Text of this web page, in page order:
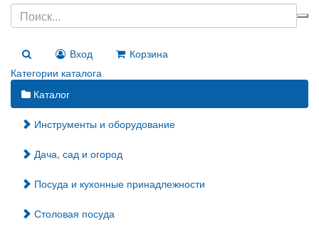
Вход
Корзина
Категории каталога
Каталог
Инструменты и оборудование
Дача, сад и огород
Посуда и кухонные принадлежности
Столовая посуда